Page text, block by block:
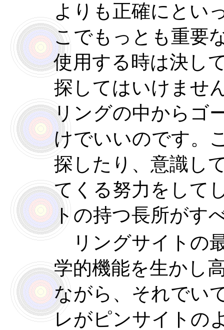
よりも正確にとい
こでもっとも重要
使用する時は決し
探してはいけませ
リングの中からゴ
けでいいのです。
探したり、意識し
てくる努力をして
トの持つ長所がす
リングサイトの
学的機能を生かし
ながら、それでい
レがピンサイトの